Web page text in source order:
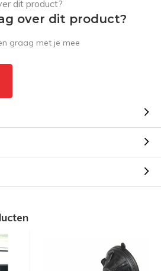
over dit product?
graag met je mee